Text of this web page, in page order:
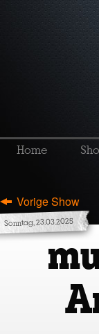
Home
Vorige Show
Sonntag, 23.03.2025